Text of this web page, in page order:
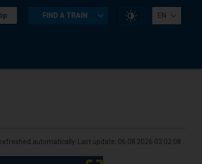
FIND A TRAIN
Change
website
EN
automatically. Last update: 06.08.2026 03:02:08